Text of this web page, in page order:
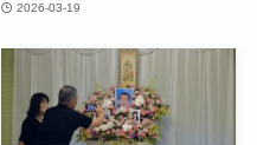
2026-03-19